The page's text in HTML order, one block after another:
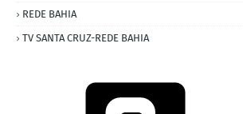
REDE BAHIA
TV SANTA CRUZ-REDE BAHIA